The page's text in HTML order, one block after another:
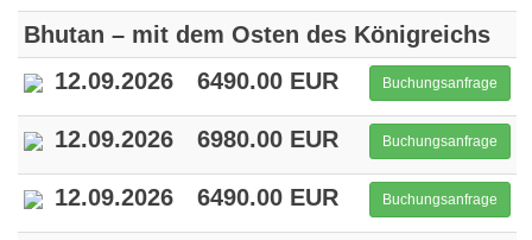
Bhutan – mit dem Osten des Königreichs
12.09.2026
6490.00 EUR Buchungsanfrage
12.09.2026 6980.00 EUR Buchungsanfrage
12.09.2026 6490.00 EUR Buchungsanfrage